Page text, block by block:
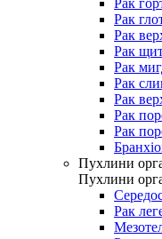
Рак
Рак
Рак
Рак
Рак
Рак
Рак
Рак
Рак
Пухлини
Пухлини
Рак